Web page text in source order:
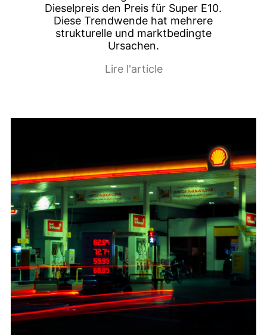
Dieselpreis den Preis für Super E10.
Diese Trendwende hat mehrere
strukturelle und marktbedingte
Ursachen.
Lire l'article